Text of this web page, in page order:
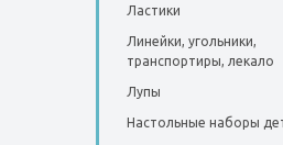
Ластики
Линейки, угольники,
транспортиры, лекало
Лупы
Настольные наборы